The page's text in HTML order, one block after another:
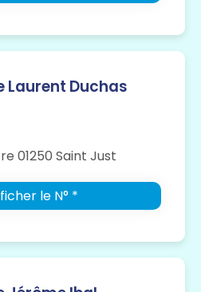
Laurent Duchas
01250 Saint Just
le N° *